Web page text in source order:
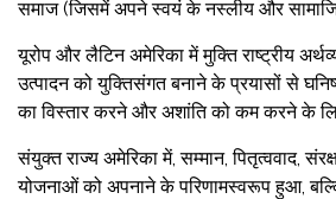
समाज (जिसमें अपने स्वयं के नस्लीय और
यूरोप और लैटिन अमेरिका में मुक्ति राष्ट्रीय
उत्पादन को युक्तिसंगत बनाने के प्रयासों से
का विस्तार करने और अशांति को कम करने के
संयुक्त राज्य अमेरिका में, सम्मान, पितृत्ववाद,
योजनाओं को अपनाने के परिणामस्वरूप हुआ,